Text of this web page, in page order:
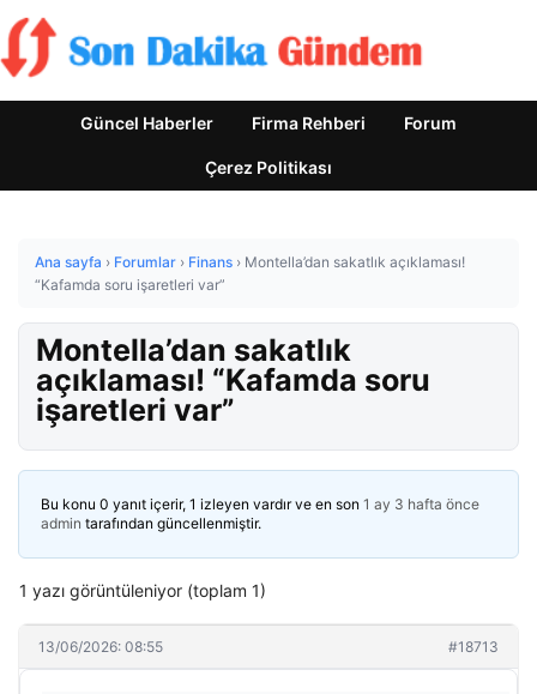
Güncel Haberler Firma Rehberi Forum
Çerez Politikası
Ana sayfa › Forumlar › Finans › Montella’dan sakatlık açıklaması!
“Kafamda soru işaretleri var”
Montella’dan sakatlık
açıklaması! “Kafamda soru
işaretleri var”
Bu konu 0 yanıt içerir, 1 izleyen vardır ve en son 1 ay 3 hafta önce
admin tarafından güncellenmiştir.
1 yazı görüntüleniyor (toplam 1)
13/06/2026: 08:55 #18713